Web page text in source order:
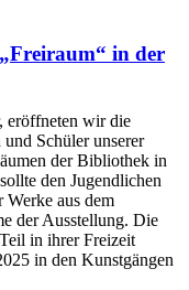
in der
eröffneten wir die
Schüler unserer
der Bibliothek in
den Jugendlichen
aus dem
der Ausstellung. Die
in ihrer Freizeit
in den Kunstgängen